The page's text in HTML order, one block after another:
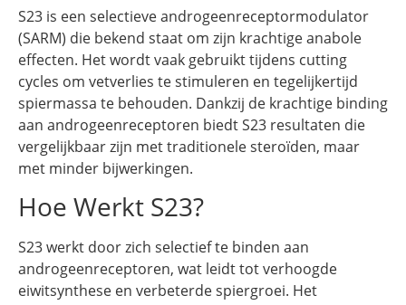
S23 is een selectieve androgeenreceptormodulator
(SARM) die bekend staat om zijn krachtige anabole
effecten. Het wordt vaak gebruikt tijdens cutting
cycles om vetverlies te stimuleren en tegelijkertijd
spiermassa te behouden. Dankzij de krachtige binding
aan androgeenreceptoren biedt S23 resultaten die
vergelijkbaar zijn met traditionele steroïden, maar
met minder bijwerkingen.
Hoe Werkt S23?
S23 werkt door zich selectief te binden aan
androgeenreceptoren, wat leidt tot verhoogde
eiwitsynthese en verbeterde spiergroei. Het